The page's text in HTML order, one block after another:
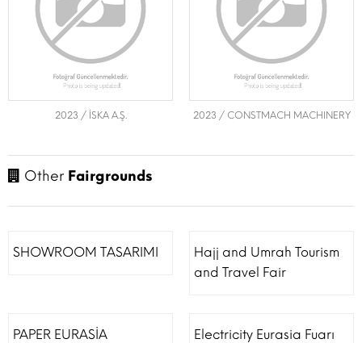
2023 / İSKA A.Ş. 2023 / CONSTMACH MACHINERY
Other Fairgrounds
SHOWROOM TASARIMI
Hajj and Umrah Tourism
and Travel Fair
PAPER EURASİA Electricity Eurasia Fuarı